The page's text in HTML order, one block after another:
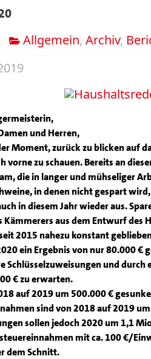
Allgemein, Archiv,
und Herren,
Moment, zurück zu blicken auf
vorne zu schauen. Bereits an
die in langer und mühseliger
in denen nicht gespart
in diesem Jahr wieder aus.
aus dem Entwurf des
2015 nahezu konstant
ein Ergebnis von nur 80.000 €
Schlüsselzuweisungen und
€ zu erwarten.
auf 2019 um 500.000 €
sind von 2018 auf 2019
sollen jedoch 2020 um 1,1
mit ca. 100 €/
dem Schnitt.